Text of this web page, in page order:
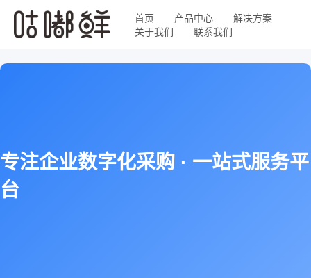
首页 产品中心
解决方案
关于我们
联系我们
专注企业数字化采购 · 一站式服务平
台